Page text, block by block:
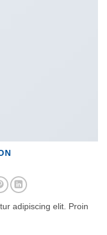
adipiscing elit. Proin